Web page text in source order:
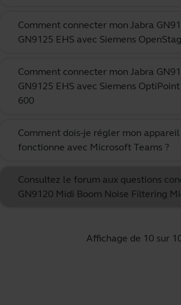
Comment connecter mon Jabra
GN9125 EHS avec Siemens
Comment connecter mon Jabra
GN9125 EHS avec Siemens
600
Comment dois-je régler mon
fonctionne avec Microsoft Teams ?
Consultez le forum aux questions
GN9120 Midi Boom Noise Filtering
Affichage de 10 sur